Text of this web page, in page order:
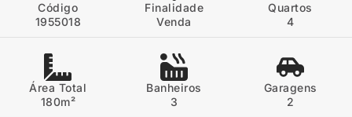
Código
1955018
Finalidade
Venda
Quartos
4
Área Total
180m²
Banheiros
3
Garagens
2